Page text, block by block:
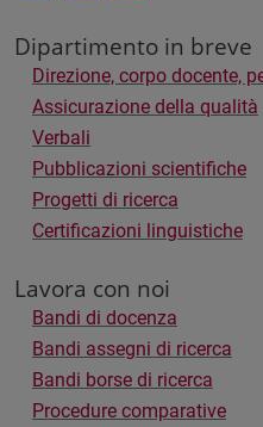
Dipartimento in breve
Direzione, corpo docente,
Assicurazione della qualità
Verbali
Pubblicazioni scientifiche
Progetti di ricerca
Certificazioni linguistiche
Lavora con noi
Bandi di docenza
Bandi assegni di ricerca
Bandi borse di ricerca
Procedure comparative